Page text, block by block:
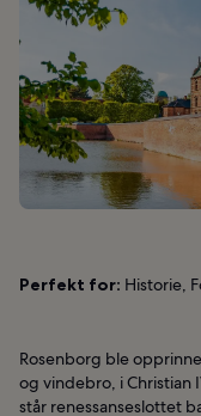
Perfekt for: Historie,
Rosenborg ble
og vindebro, i Christian
står renessanseslottet